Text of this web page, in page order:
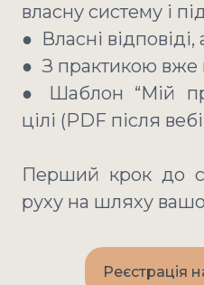
власну систему і
● Власні відповіді,
● З практикою вже
● Шаблон “Мій
цілі (PDF після
Перший крок до
руху на шляху
Реєстрація